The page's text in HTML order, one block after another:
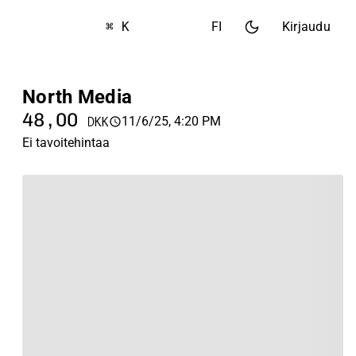
⌘ K FI Kirjaudu
North Media
48,00 DKK
11/6/25, 4:20 PM
Ei tavoitehintaa